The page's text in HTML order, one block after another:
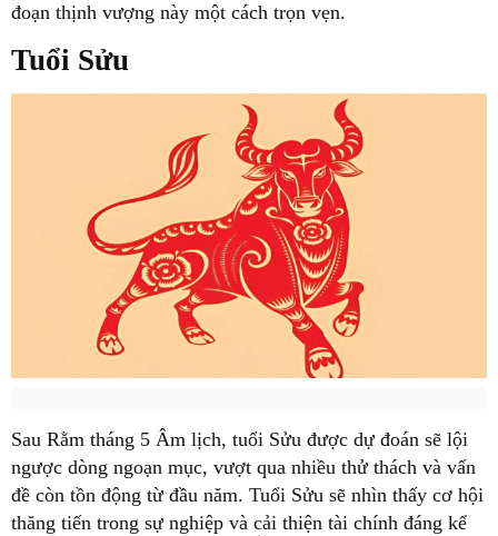
đoạn thịnh vượng này một cách trọn vẹn.
Tuổi Sửu
Sau Rằm tháng 5 Âm lịch, tuổi Sửu được dự đoán sẽ lội
ngược dòng ngoạn mục, vượt qua nhiều thử thách và vấn
đề còn tồn động từ đầu năm. Tuổi Sửu sẽ nhìn thấy cơ hội
thăng tiến trong sự nghiệp và cải thiện tài chính đáng kể